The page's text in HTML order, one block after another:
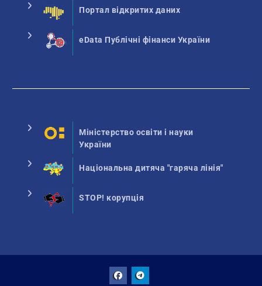
Портал відкритих даних
eData Публічні фінанси України
Міністерство освіти і науки
України
Національна дитяча "гаряча лінія"
STOP! корупція